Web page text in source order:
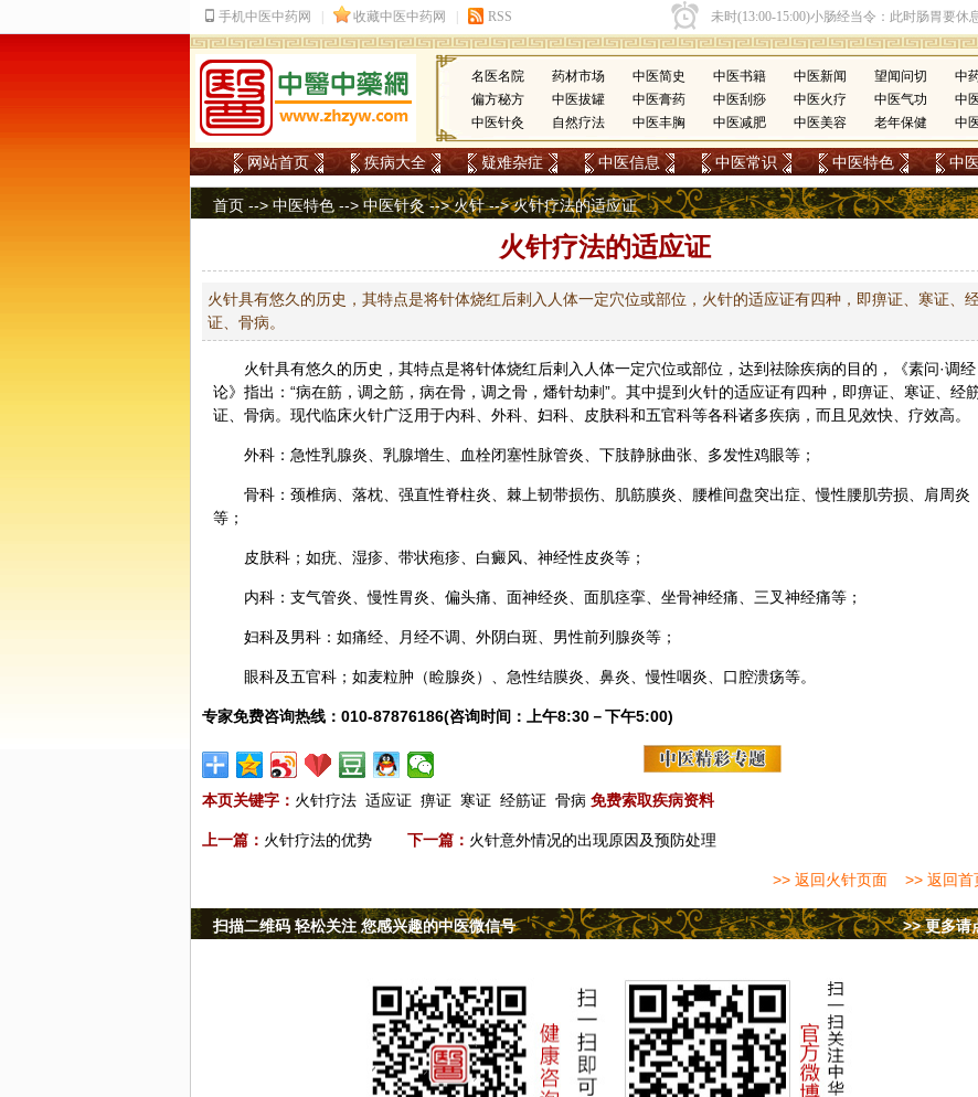
名医名院 药材市场 中医简史 中医书籍 中医新闻 望闻问切 中
偏方秘方
中医拔罐 中医膏药 中医刮痧 中医火疗 中医气功 中
中医针灸
自然疗法 中医丰胸 中医减肥 中医美容 老年保健 中
网站首页 疾病大全 疑难杂症 中医信息 中医常识 中医特色 中
首页 -->中医特色 -->中医针灸-->火针--> 火针疗法的适应证
火针疗法的适应证
火针具有悠久的历史，其特点是将针体烧红后剌入人体一定穴位或部位，火针的适应证有四种，即痹证、寒证、
证、骨病。
火针具有悠久的历史，其特点是将针体烧红后剌入人体一定穴位或部位，达到祛除疾病的目的，《素问·调经
论》指出：“病在筋，调之筋，病在骨，调之骨，燔针劫剌”。其中提到火针的适应证有四种，即痹证、寒证、经
证、骨病。现代临床火针广泛用于内科 外科 妇科 、皮肤科和五官科等各科诸多疾病，而且见效快、疗效高。
外科：急性乳腺炎、乳腺增生、血栓闭塞性脉管炎、下肢静脉曲张、多发性鸡眼等；
骨科：颈椎病、落枕、强直性脊柱炎、棘上韧带损伤、肌筋膜炎、腰椎间盘突出症、慢性腰肌劳损、肩周炎
等；
皮肤科；如疣、湿疹、带状疱疹、白癜风、神经性皮炎等；
内科：支气管炎、慢性胃炎、偏头痛、面神经炎、面肌痉挛、坐骨神经痛、三叉神经痛等；
妇科及男科：如痛经、月经不调、外阴白斑、男性前列腺炎等；
眼科及五官科；如麦粒肿（睑腺炎）、急性结膜炎、鼻炎、慢性咽炎、口腔溃疡等。
专家免费咨询热线：010-87876186(咨询时间：上午8:30－下午5:00)
本页关键字： 火针疗法 适应证 痹证 寒证 经筋证 骨病 免费索取疾病资料
上一篇： 火针疗法的优势 下一篇： 火针意外情况的出现原因及预防处理
>> 返回火针页面 >> 返回首
>> 更多请
扫描二维码 轻松关注 您感兴趣的中医微信号